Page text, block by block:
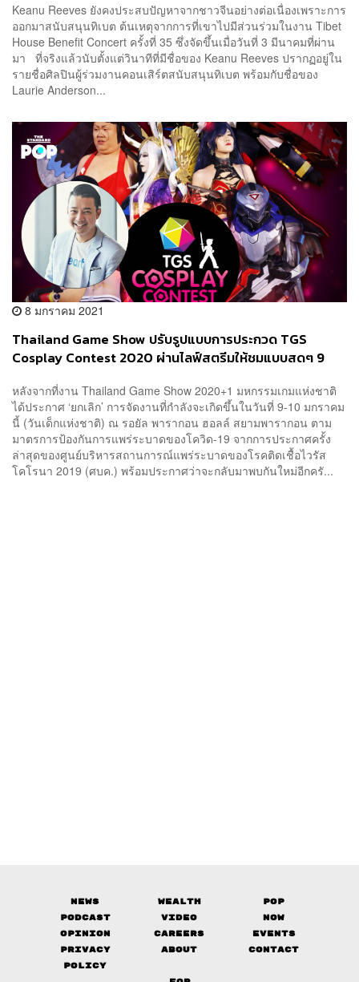
Keanu Reeves ยังคงประสบปัญหาจากชาวจีนอย่างต่อเนื่องเพราะการ
ออกมาสนับสนุนทิเบต ต้นเหตุจากการที่เขาไปมีส่วนร่วมในงาน Tibet
House Benefit Concert ครั้งที่ 35 ซึ่งจัดขึ้นเมื่อวันที่ 3 มีนาคมที่ผ่าน
มา ที่จริงแล้วนับตั้งแต่วินาทีที่มีชื่อของ Keanu Reeves ปรากฏอยู่ใน
รายชื่อศิลปินผู้ร่วมงานคอนเสิร์ตสนับสนุนทิเบต พร้อมกับชื่อของ
Laurie Anderson...
8 มกราคม 2021
Thailand Game Show ปรับรูปแบบการประกวด TGS
Cosplay Contest 2020 ผ่านไลฟ์สตรีมให้ชมแบบสดๆ 9
หลังจากที่งาน Thailand Game Show 2020+1 มหกรรมเกมแห่งชาติ
ได้ประกาศ ‘ยกเลิก’ การจัดงานที่กำลังจะเกิดขึ้นในวันที่ 9-10 มกราคม
นี้ (วันเด็กแห่งชาติ) ณ รอยัล พารากอน ฮอลล์ สยามพารากอน ตาม
มาตรการป้องกันการแพร่ระบาดของโควิด-19 จากการประกาศครั้ง
ล่าสุดของศูนย์บริหารสถานการณ์แพร่ระบาดของโรคติดเชื้อไวรัส
โคโรนา 2019 (ศบค.) พร้อมประกาศว่าจะกลับมาพบกันใหม่อีกครั...
News Wealth
Pop
Podcast
Video
Now
Opinion
Careers
Events
Privacy
Policy
About Contact